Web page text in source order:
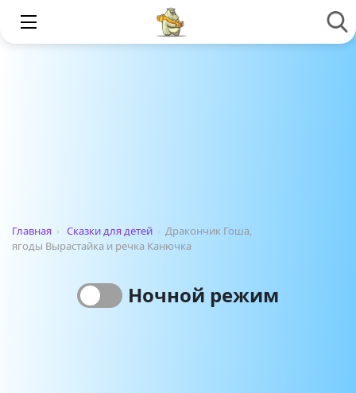
Главная › Сказки для детей › Дракончик Гоша,
ягоды Вырастайка и речка Канючка
Ночной режим